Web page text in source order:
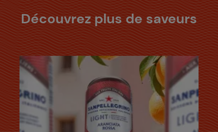
Découvrez plus de saveurs